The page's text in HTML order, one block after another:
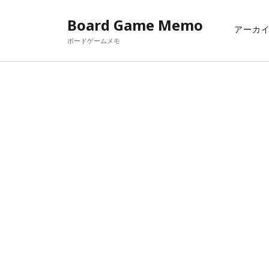
Board Game Memo
ボードゲームメモ
アーカ